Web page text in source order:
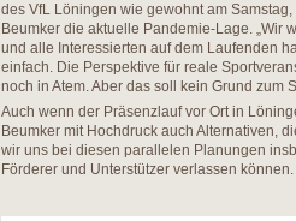
des VfL Löningen wie gewohnt am
Beumker die aktuelle Pandemie-Lage. „Wir
und alle Interessierten auf dem Laufenden
einfach. Die Perspektive für reale
noch in Atem. Aber das soll kein Grund zum
Auch wenn der Präsenzlauf vor Ort in
Beumker mit Hochdruck auch Alternativen,
wir uns bei diesen parallelen Planungen
Förderer und Unterstützer verlassen